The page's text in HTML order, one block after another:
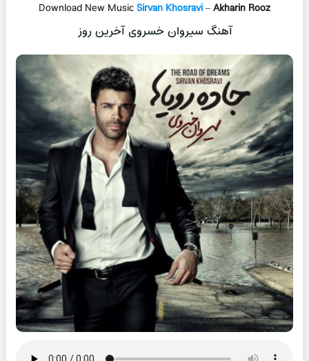
Download New MusicSirvan Khosravi–Akharin Rooz
آهنگ سیروان خسروی آخرین روز